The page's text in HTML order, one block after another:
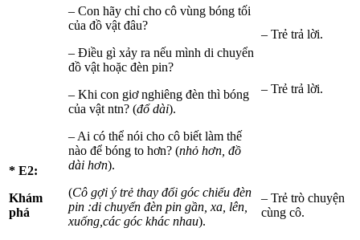
* E2:
Khám
phá
– Con hãy chỉ cho cô vùng bóng tối
của đồ vật đâu?
– Điều gì xảy ra nếu mình di chuyển
đồ vật hoặc đèn pin?
– Khi con giơ nghiêng đèn thì bóng
của vật ntn? (đổ dài).
– Ai có thể nói cho cô biết làm thế
nào để bóng to hơn? (nhỏ hơn, đồ
dài hơn).
(Cô gợi ý trẻ thay đổi góc chiếu đèn
pin :di chuyển đèn pin gần, xa, lên,
xuống,các góc khác nhau).
– Trẻ trả lời.
– Trẻ trả lời.
– Trẻ trò chuyện
cùng cô.